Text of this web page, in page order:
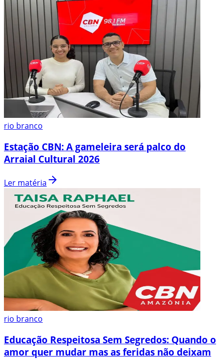
rio branco
Estação CBN: A gameleira será palco do
Arraial Cultural 2026
Ler matéria
rio branco
Educação Respeitosa Sem Segredos: Quando o
amor quer mudar mas as feridas não deixam